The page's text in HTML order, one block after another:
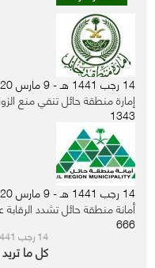
14 رجب 1441 هـ - 9 مارس 2020 م
إمارة منطقة حائل تنفي منع
1343
14 رجب 1441 هـ - 9 مارس 2020 م
أمانة منطقة حائل تشدد
666
14 رجب 1441 هـ - 9 مارس 2020 م
كل ما